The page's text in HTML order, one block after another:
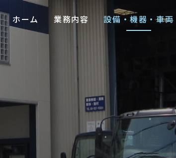
ホーム 業務内容 設備・機器・車両